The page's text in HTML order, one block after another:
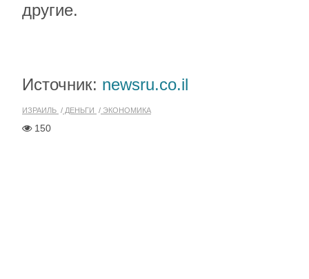
другие.
Источник: newsru.co.il
ИЗРАИЛЬ ДЕНЬГИ ЭКОНОМИКА
150